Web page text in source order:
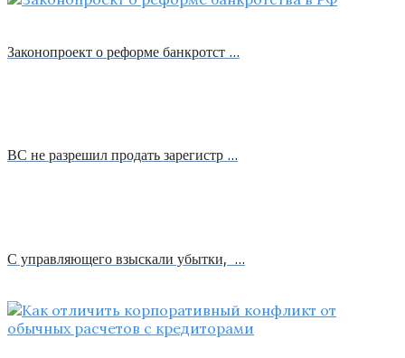
Законопроект о реформе банкротст …
ВС не разрешил продать зарегистр …
С управляющего взыскали убытки, …